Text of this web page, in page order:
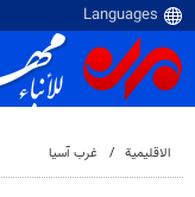
الاقلیمیة غرب آسیا